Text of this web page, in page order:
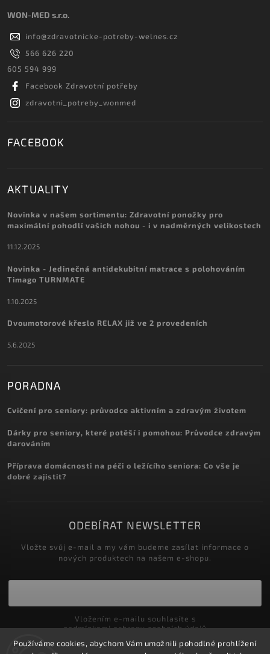
Používáme cookies, abychom Vám umožnili pohodlné prohlížení
WON-MED s.r.o.
info@zdravotnicke-potreby-welnes.cz
566 626 220
605 594 999
Facebook Zdravotní potřeby
zdravotni_potreby_wonmed
FACEBOOK
AKTUALITY
Novinka v našem sortimentu: Zdravotní ponožky pro
maximální pohodlí vašich nohou - i v nadměrných velikostech
11.12.2025
Novinka - Jedinečná antidekubitní matrace s polohováním
Timago TURNMATE
1.10.2025
Dvoumotorové křeslo RELAX již ve 2 provedeních
5.6.2025
PORADNA
Cvičení pro seniory: průvodce aktivním a zdravým životem
Dárky pro seniory, které potěší i pomohou: Průvodce zdravým
darováním
Příprava domácnosti na péči o ležícího seniora: Co vše je
dobré zajistit?
ODEBÍRAT NEWSLETTER
Vložte svůj e-mail a my vám budeme zasílat informace o
nových produktech na našem e-shopu.
podmínkami ochrany osobních údajů